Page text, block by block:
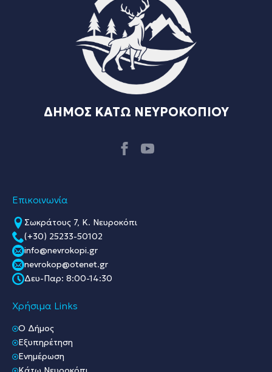
ΔΗΜΟΣ ΚΑΤΩ ΝΕΥΡΟΚΟΠΙΟΥ
Επικοινωνία
Σωκράτους 7, Κ. Νευροκόπι
(+30) 25233-50102
info@nevrokopi.gr
nevrokop@otenet.gr
Δευ-Παρ: 8:00-14:30
Χρήσιμα Links
O Δήμος
Εξυπηρέτηση
Ενημέρωση